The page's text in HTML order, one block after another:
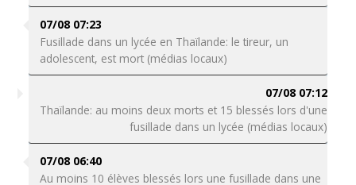
07/08 07:23
Fusillade dans un lycée en Thaïlande: le tireur, un
adolescent, est mort (médias locaux)
07/08 07:12
Thaïlande: au moins deux morts et 15 blessés lors d'une
fusillade dans un lycée (médias locaux)
07/08 06:40
Au moins 10 élèves blessés lors une fusillade dans une